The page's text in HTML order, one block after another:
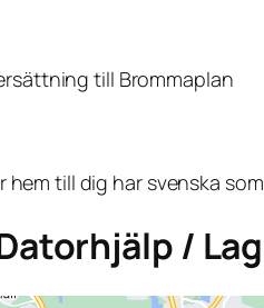
till Brommaplan
hem till dig har svenska
/